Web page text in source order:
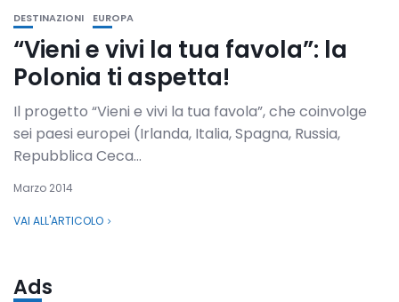
DESTINAZIONI EUROPA
“Vieni e vivi la tua favola”: la
Polonia ti aspetta!
Il progetto “Vieni e vivi la tua favola”, che coinvolge
sei paesi europei (Irlanda, Italia, Spagna, Russia,
Repubblica Ceca...
Marzo 2014
VAI ALL'ARTICOLO
Ads